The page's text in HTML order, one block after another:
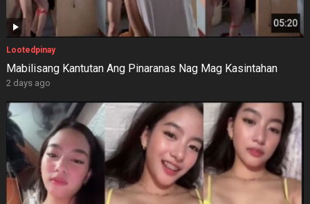
Lootedpinay
Mabilisang Kantutan Ang Pinaranas Nag Mag Kasintahan
2 days ago